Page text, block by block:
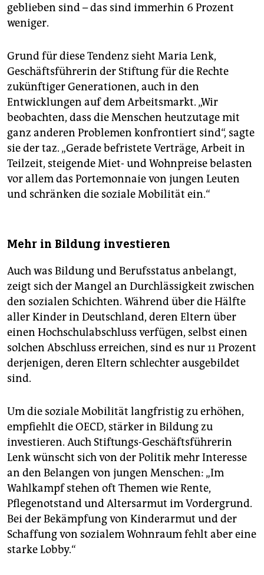
geblieben sind – das sind immerhin 6 Prozent
weniger.
Grund für diese Tendenz sieht Maria Lenk,
Geschäftsführerin der Stiftung für die Rechte
zukünftiger Generationen, auch in den
Entwicklungen auf dem Arbeitsmarkt. „Wir
beobachten, dass die Menschen heutzutage mit
ganz anderen Problemen konfrontiert sind“, sagte
sie der taz. „Gerade befristete Verträge, Arbeit in
Teilzeit, steigende Miet- und Wohnpreise belasten
vor allem das Portemonnaie von jungen Leuten
und schränken die soziale Mobilität ein.“
Mehr in Bildung investieren
Auch was Bildung und Berufsstatus anbelangt,
zeigt sich der Mangel an Durchlässigkeit zwischen
den sozialen Schichten. Während über die Hälfte
aller Kinder in Deutschland, deren Eltern über
einen Hochschulabschluss verfügen, selbst einen
solchen Abschluss erreichen, sind es nur 11 Prozent
derjenigen, deren Eltern schlechter ausgebildet
sind.
Um die soziale Mobilität langfristig zu erhöhen,
empfiehlt die OECD, stärker in Bildung zu
investieren. Auch Stiftungs-Geschäftsführerin
Lenk wünscht sich von der Politik mehr Interesse
an den Belangen von jungen Menschen: „Im
Wahlkampf stehen oft Themen wie Rente,
Pflegenotstand und Altersarmut im Vordergrund.
Bei der Bekämpfung von Kinderarmut und der
Schaffung von sozialem Wohnraum fehlt aber eine
starke Lobby.“